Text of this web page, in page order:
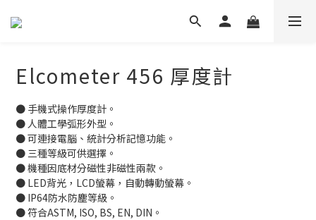
Elcometer 456 厚度計
● 手機式操作厚度計。
● 人體工學弧形外型。
● 可連接電腦、統計分析記憶功能。
● 三種等級可供選擇。
● 機種因底材分磁性非磁性兩款。
● LED背光，LCD螢幕，自動轉動螢幕。
● IP64防水防塵等級。
● 符合ASTM, ISO, BS, EN, DIN。